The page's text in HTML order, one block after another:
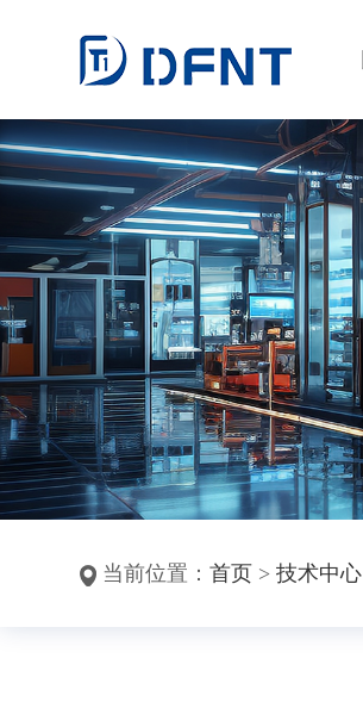
当前位置：首页 >技术中心